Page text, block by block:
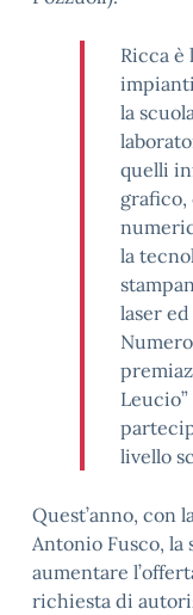
Ricca è
la
quelli
la
laser
livello
Quest’anno, con
Antonio Fusco,
aumentare
richiesta di